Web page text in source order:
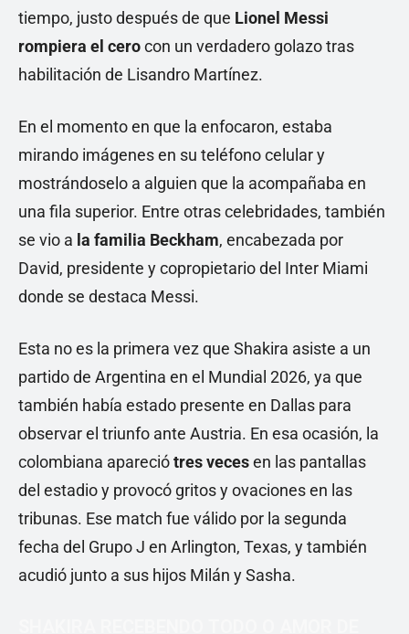
tiempo, justo después de que Lionel Messi
rompiera el cerocon un verdadero golazo tras
habilitación de Lisandro Martínez.
En el momento en que la enfocaron, estaba
mirando imágenes en su teléfono celular y
mostrándoselo a alguien que la acompañaba en
una fila superior. Entre otras celebridades, también
se vio a la familia Beckham, encabezada por
David, presidente y copropietario del Inter Miami
donde se destaca Messi.
Esta no es la primera vez que Shakira asiste a un
partido de Argentina en el Mundial 2026, ya que
también había estado presente en Dallas para
observar el triunfo ante Austria. En esa ocasión, la
colombiana apareciótresvecesen las pantallas
del estadio y provocó gritos y ovaciones en las
tribunas. Ese match fue válido por la segunda
fecha del Grupo J en Arlington, Texas, y también
acudió junto a sus hijos Milán y Sasha.